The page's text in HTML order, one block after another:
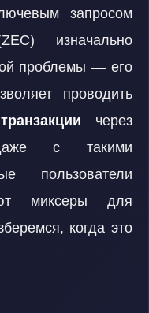
запросом
изначально
проблемы — его
проводить
через
с такими
пользователи
миксеры для
когда это